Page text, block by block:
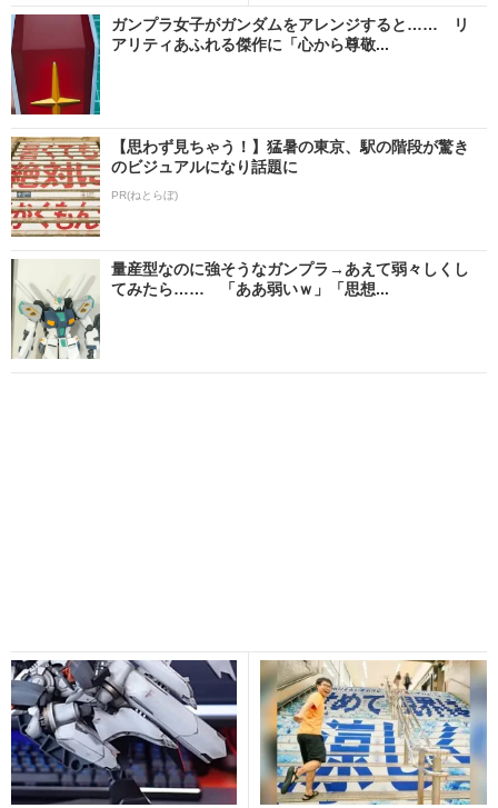
ガンプラ女子がガンダムをアレンジすると…… リ
アリティあふれる傑作に「心から尊敬...
【思わず見ちゃう！】猛暑の東京、駅の階段が驚き
のビジュアルになり話題に
PR(ねとらぼ)
量産型なのに強そうなガンプラ→あえて弱々しくし
てみたら…… 「ああ弱いｗ」「思想...